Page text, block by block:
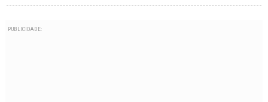
PUBLICIDADE: